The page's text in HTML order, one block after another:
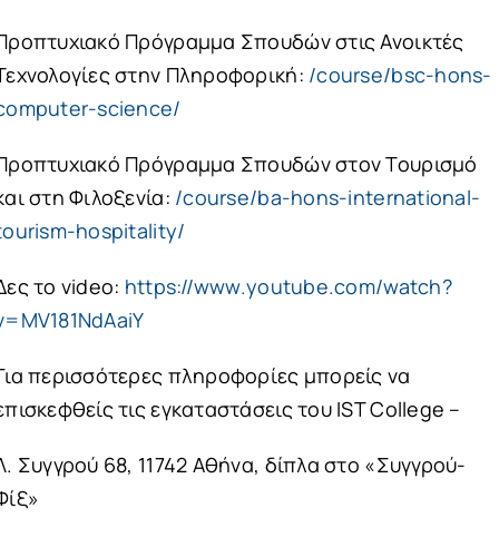
Πρόγραμμα Σπουδών στις Ανοικτές
στην Πληροφορική: /course/bsc-hons-
science/
Πρόγραμμα Σπουδών στον Τουρισμό
στη Φιλοξενία: /course/ba-hons-international-
hospitality/
το video: https://www.youtube.com/watch?
περισσότερες πληροφορίες μπορείς να
τις εγκαταστάσεις του IST College –
Συγγρού 68, 11742 Αθήνα, δίπλα στο «Συγγρού-